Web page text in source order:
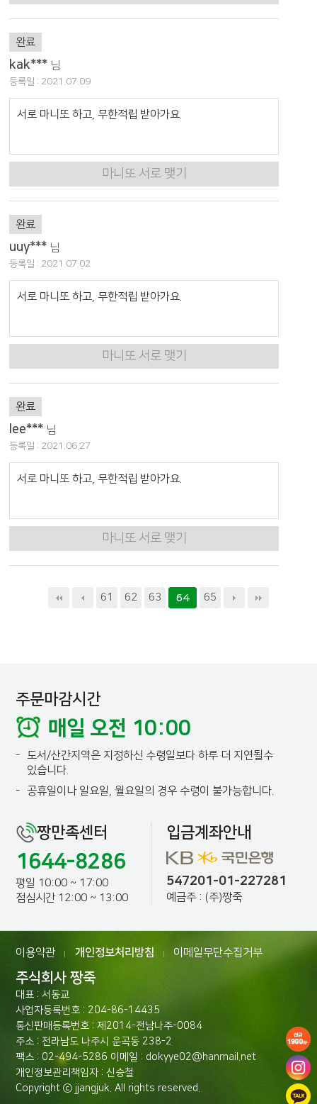
완료
kak*** 님
등록일 : 2021.07.09
서로 마니또 하고, 무한적립 받아가요.
마니또 서로 맺기
완료
uuy*** 님
등록일 : 2021.07.02
서로 마니또 하고, 무한적립 받아가요.
마니또 서로 맺기
완료
lee*** 님
등록일 : 2021.06.27
서로 마니또 하고, 무한적립 받아가요.
마니또 서로 맺기
61 62 63 64 65
주문마감시간
매일 오전 10:00
-
도서/산간지역은 지정하신 수령일보다 하루 더 지연될수
있습니다.
-
공휴일이나 일요일, 월요일의 경우 수령이 불가능합니다.
짱만족센터
1644-8286
평일 10:00 ~ 17:00
점심시간 12:00 ~ 13:00
입금계좌안내
547201-01-227281
예금주 : (주)짱죽
이용약관 개인정보처리방침 이메일무단수집거부
주식회사 짱죽
대표 : 서동교
사업자등록번호 : 204-86-14435
통신판매등록번호 : 제2014-전남나주-0084
주소 : 전라남도 나주시 운곡동 238-2
팩스 : 02-494-5286 이메일 : dokyye02@hanmail.net
개인정보관리책임자 : 신승철
Copyright ⓒ jjangjuk. All rights reserved.